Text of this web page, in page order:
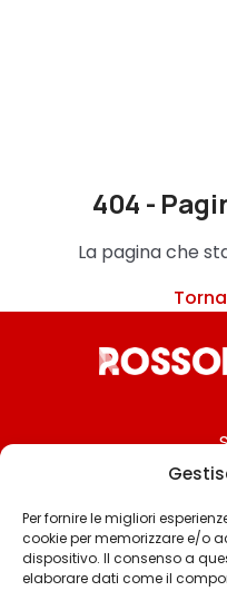
Per fornire le migliori
cookie per memorizzare e/o
dispositivo. Il consenso a
elaborare dati come il
404 -
La pagina che